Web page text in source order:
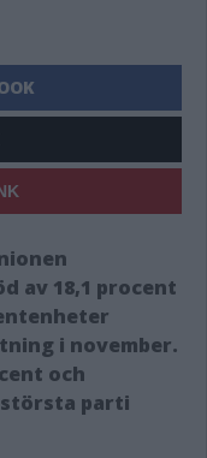
av 18,1 procent
i november.
och
parti